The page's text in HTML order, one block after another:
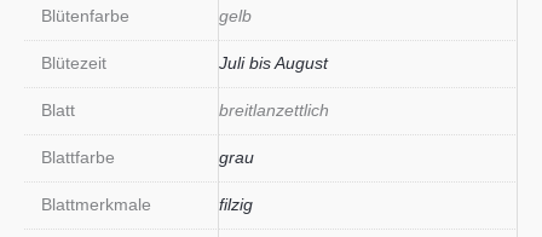
Blütenfarbe gelb
Blütezeit Juli bis August
Blatt breitlanzettlich
Blattfarbe grau
Blattmerkmale filzig